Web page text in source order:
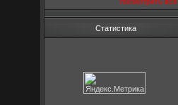
Статистика